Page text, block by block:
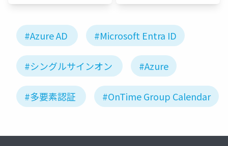
#Azure AD #Microsoft Entra ID
#シングルサインオン #Azure
#多要素認証 #OnTime Group Calendar